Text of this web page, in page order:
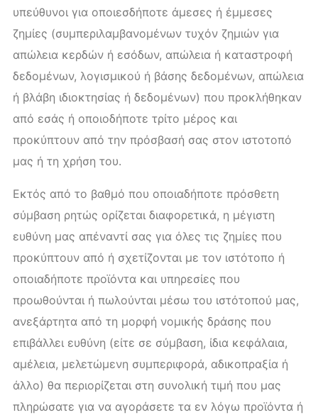
υπεύθυνοι για οποιεσδήποτε άμεσες ή έμμεσες
ζημίες (συμπεριλαμβανομένων τυχόν ζημιών για
απώλεια κερδών ή εσόδων, απώλεια ή καταστροφή
δεδομένων, λογισμικού ή βάσης δεδομένων, απώλεια
ή βλάβη ιδιοκτησίας ή δεδομένων) που προκλήθηκαν
από εσάς ή οποιοδήποτε τρίτο μέρος και
προκύπτουν από την πρόσβασή σας στον ιστοτοπό
μας ή τη χρήση του.
Εκτός από το βαθμό που οποιαδήποτε πρόσθετη
σύμβαση ρητώς ορίζεται διαφορετικά, η μέγιστη
ευθύνη μας απέναντί σας για όλες τις ζημίες που
προκύπτουν από ή σχετίζονται με τον ιστότοπο ή
οποιαδήποτε προϊόντα και υπηρεσίες που
προωθούνται ή πωλούνται μέσω του ιστότοπού μας,
ανεξάρτητα από τη μορφή νομικής δράσης που
επιβάλλει ευθύνη (είτε σε σύμβαση, ίδια κεφάλαια,
αμέλεια, μελετώμενη συμπεριφορά, αδικοπραξία ή
άλλο) θα περιορίζεται στη συνολική τιμή που μας
πληρώσατε για να αγοράσετε τα εν λόγω προϊόντα ή